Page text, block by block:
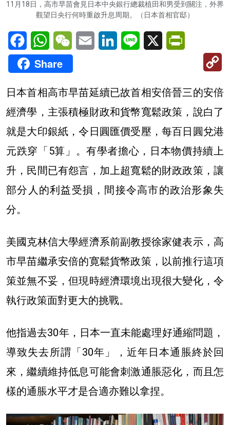
11月18日，高市早苗會見日本中央銀行總裁植田和男受到關注，外界
觀望日央行何時重啟升息周期。（日本首相官邸）
FacebookWhatsAppWeChatEmail LinkedInLine X
Share
日本首相高市早苗延續已故首相安倍晉三的安倍
經濟學，主張積極財政和貨幣寬鬆政策，說白了
就是大印銀紙，令日圓匯價受壓，每百日圓兌港
元跌穿「5算」。有學者擔心，日本物價持續上
升，民間已有怨言，加上超寬鬆的財政政策，讓
部分人的利益受損，間接令高市的政治形象失
分。
美國克林信大學經濟系前副教授徐家健表示，高
市早苗繼承安倍的寛鬆貨幣政策，以前推行這項
策並無不妥，但現時經濟環境出現很大變化，令
執行政策面對更大的挑戰。
他指過去30年，日本一直未能處理好通縮問題，
導致失去所謂「30年」，近年日本通脹終於回
來，繼續維持低息可能會刺激通脹惡化，而且怎
樣的通脹水平才是合適亦難以拿捏。